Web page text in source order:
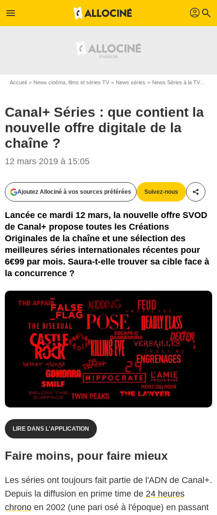
menu profil search
Accueil News cinéma, films et séries TV News séries News Séries à la TV
Canal+ Séries : que contient la
nouvelle offre digitale de la
chaîne ?
12 mars 2019 à 15:05
Ajoutez Allociné à vos sources préférées Suivez-nous
Lancée ce mardi 12 mars, la nouvelle offre SVOD
de Canal+ propose toutes les Créations
Originales de la chaîne et une sélection des
meilleures séries internationales récentes pour
6€99 par mois. Saura-t-elle trouver sa cible face à
la concurrence ?
LIRE DANS L'APPLICATION
Faire moins, pour faire mieux
Les séries ont toujours fait partie de l'ADN de Canal+.
Depuis la diffusion en prime time de 24 heures
chrono en 2002 (une pari osé à l'époque) en passant